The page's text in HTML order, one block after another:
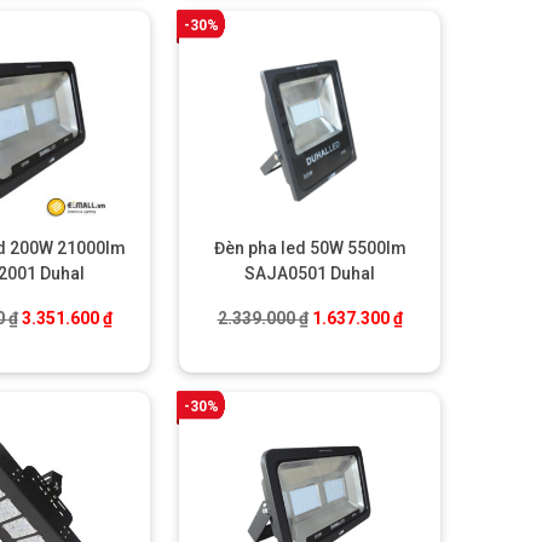
200W 21000lm
Duhal
₫ Giá gốc là: 4.788.000 ₫.
3.351.600₫Giá hiện tại là: 3.351.600 ₫.
-30%
Đèn pha led 50W 5500lm
SAJA0501 Duhal
2.339.000₫ Giá gốc là: 2.339.000 ₫.
1.637.300₫Giá hiện tại là:
-30%